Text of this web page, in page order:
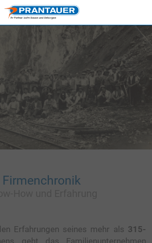
Firmenchronik
Erfahrungen seines mehr als 315-
geht das Familienunternehmen